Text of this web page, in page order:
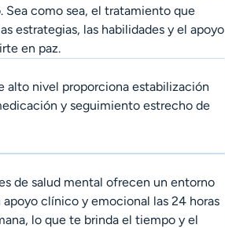
como sea, el tratamiento que
estrategias, las habilidades y el apoyo
en paz.
alto nivel proporciona estabilización
y seguimiento estrecho de
de salud mental ofrecen un entorno
clínico y emocional las 24 horas
lo que te brinda el tiempo y el